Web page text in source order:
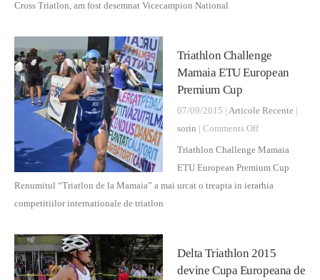
Cross
Triatlon
Cross Triatlon, am fost desemnat Vicecampion National
Triathlon Challenge
Mamaia ETU European
Premium Cup
07/09/2015 | Articole Recente
sorin
Comments Offon
Triathlon
Challenge
Mamaia
Cup
Triathlon Challenge Mamaia
ETU European Premium Cup
Renumitul “Triatlon de la Mamaia” a mai urcat o treapta in ierarhia
competitiilor internationale de triatlon
Delta Triathlon 2015
devine Cupa Europeana de